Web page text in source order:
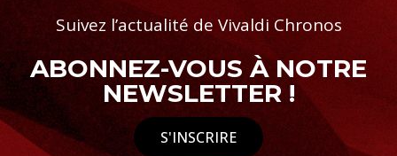
Suivez l’actualité de Vivaldi Chronos
ABONNEZ-VOUS À NOTRE
NEWSLETTER !
S'INSCRIRE